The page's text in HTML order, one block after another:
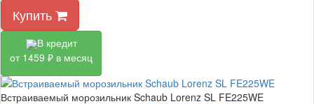
Купить
В кредит
от 1459 ₽ в месяц
Встраиваемый морозильник Schaub Lorenz SL FE225WE